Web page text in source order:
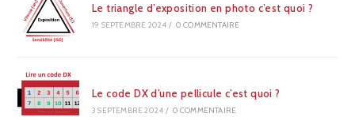
Le triangle d’exposition en photo c’est quoi ?
19 SEPTEMBRE 2024 / 0 COMMENTAIRE
Le code DX d’une pellicule c’est quoi ?
3 SEPTEMBRE 2024 / 0 COMMENTAIRE